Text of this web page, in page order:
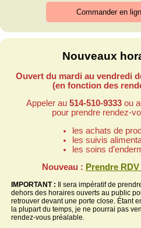
Nouveaux
Ouvert du mardi au vendredi
(en fonction des
Appeler au 514-510-9333 ou
pour prendre rendez-
les achats de
les suivis
les soins
Nouveau : Prendre
IMPORTANT : Il sera impératif de
dehors des horaires ouverts au public
retrouver devant une porte close. Étant
la plupart du temps, je ne pourrai pas
rendez-vous préalable.